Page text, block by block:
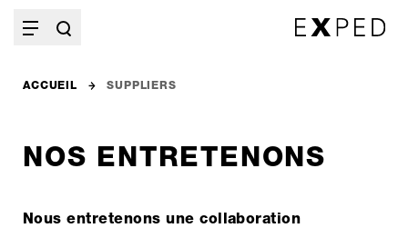
ACCUEIL SUPPLIERS
NOS ENTRETENONS
Nous entretenons une collaboration